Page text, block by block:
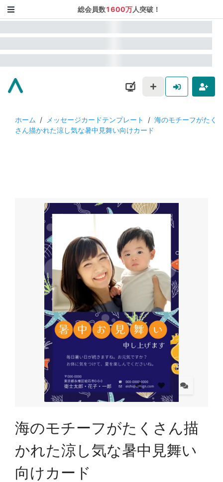
総会員数1600万人突破！
ホーム / メッセージカードテンプレート / 海のモチーフがたく
さん描かれた涼し気な暑中見舞い向けカード
海のモチーフがたくさん描
かれた涼し気な暑中見舞い
向けカード